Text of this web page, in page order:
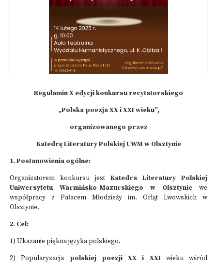
Regulamin X edycji konkursu recytatorskiego
„Polska poezja XX i XXI wieku”,
organizowanego przez
Katedrę Literatury Polskiej UWM w Olsztynie
1. Postanowienia ogólne:
Organizatorem konkursu jest Katedra Literatury Polskiej
Uniwersytetu Warmińsko-Mazurskiego w Olsztynie we
współpracy z Pałacem Młodzieży im. Orląt Lwowskich w
Olsztynie.
2. Cel:
1) Ukazanie piękna języka polskiego.
2) Popularyzacja polskiej poezji XX i XXIwieku wśród